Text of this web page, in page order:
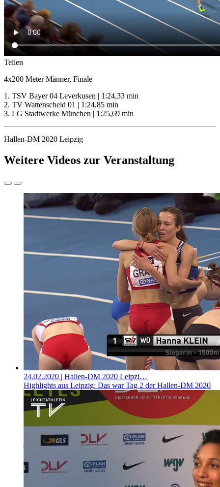
Teilen
4x200 Meter Männer, Finale
1. TSV Bayer 04 Leverkusen | 1:24,33 min
2. TV Wattenscheid 01 | 1:24,85 min
3. LG Stadtwerke München | 1:25,69 min
Hallen-DM 2020 Leipzig
Weitere Videos zur Veranstaltung
24.02.2020 | Hallen-DM 2020 Leipzi…
Highlights aus Leipzig: Das war Tag 2 der Hallen-DM 2020